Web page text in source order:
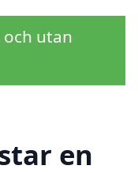
utan
en